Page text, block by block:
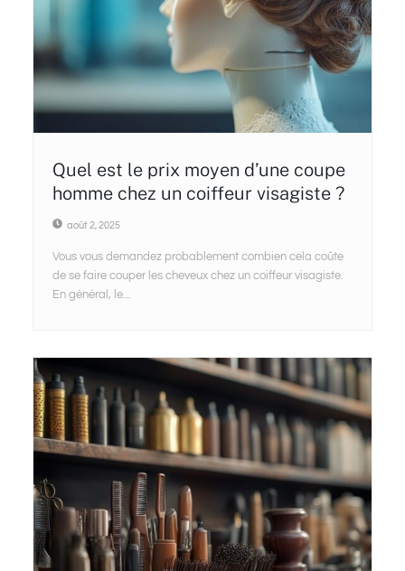
Quel est le prix moyen d’une coupe
homme chez un coiffeur visagiste ?
août 2, 2025
Vous vous demandez probablement combien cela coûte
de se faire couper les cheveux chez un coiffeur visagiste.
En général, le...